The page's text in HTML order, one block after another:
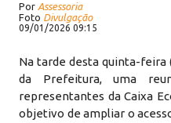
Por Assessoria
Foto Divulgação
09/01/2026 09:15
Na tarde desta quinta-feira
da Prefeitura, uma
representantes da Caixa
objetivo de ampliar o